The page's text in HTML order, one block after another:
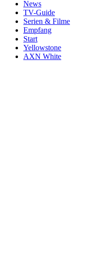
News
TV-Guide
Serien & Filme
Empfang
Start
Yellowstone
AXN White